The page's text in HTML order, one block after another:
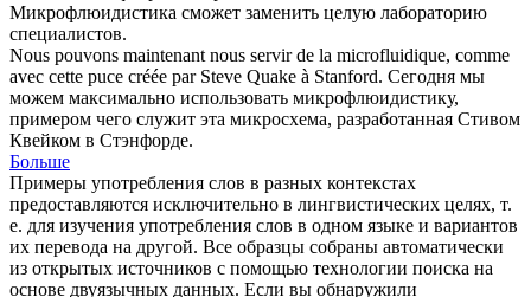
Микрофлюидистика сможет заменить целую лабораторию
специалистов.
Nous pouvons maintenant nous servir de la microfluidique, comme
avec cette puce créée par Steve Quake à Stanford. Сегодня мы
можем максимально использовать микрофлюидистику,
примером чего служит эта микросхема, разработанная Стивом
Квейком в Стэнфорде.
Больше
Примеры употребления слов в разных контекстах
предоставляются исключительно в лингвистических целях, т.
е. для изучения употребления слов в одном языке и вариантов
их перевода на другой. Все образцы собраны автоматически
из открытых источников с помощью технологии поиска на
основе двуязычных данных. Если вы обнаружили